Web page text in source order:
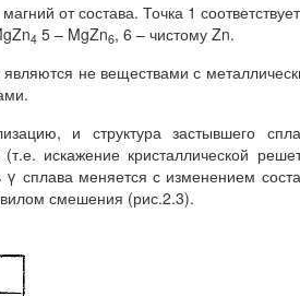
от состава. Точка 1 соответствует
4 5 – MgZn6, 6 – чистому Zn.
не веществами с
и структура застывшего
искажение кристаллической
сплава меняется с изменением
смешения (рис.2.3).